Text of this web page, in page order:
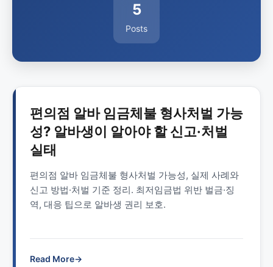
5
Posts
편의점 알바 임금체불 형사처벌 가능
성? 알바생이 알아야 할 신고·처벌
실태
편의점 알바 임금체불 형사처벌 가능성, 실제 사례와
신고 방법·처벌 기준 정리. 최저임금법 위반 벌금·징
역, 대응 팁으로 알바생 권리 보호.
Read More→